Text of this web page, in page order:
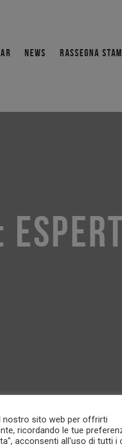
NEWS RASSEGNA
nostro sito web per offrirti
ricordando le tue
acconsenti all'uso di tutti i